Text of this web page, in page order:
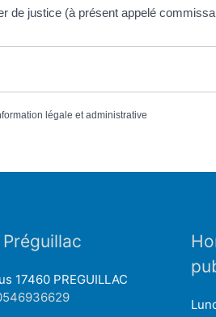
de justice (à présent appelé
légale et administrative
17460 PREGUILLAC